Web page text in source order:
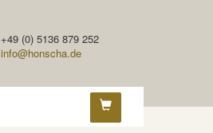
+49 (0) 5136 879 252
info@honscha.de